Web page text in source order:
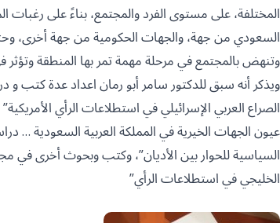
المختلفة، على مستوى الفرد والمجتمع، بناءً على
السعودي من جهة، والجهات الحكومية من جهة أخرى،
وتنهض بالمجتمع في مرحلة مهمة تمر بها المنطقة وتؤثر
ويذكر أنه سبق للدكتور سامر أبو رمان اعداد عدة كتب و
الصراع العربي الإسرائيلي في استطلاعات الرأي
عيون الجهات الخيرية في المملكة العربية السعودية …
السياسية للحوار بين الأديان”، وكتب وبحوث أخرى في
الخليجي في استطلاعات الرأي”